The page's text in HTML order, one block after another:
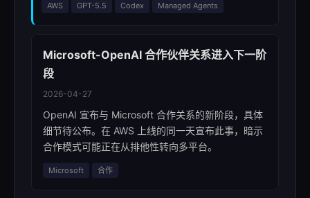
AWS GPT-5.5 Codex Managed Agents
Microsoft-OpenAI 合作伙伴关系进入下一阶
段
2026-04-27
OpenAI 宣布与 Microsoft 合作关系的新阶段，具体
细节待公布。在 AWS 上线的同一天宣布此事，暗示
合作模式可能正在从排他性转向多平台。
Microsoft 合作